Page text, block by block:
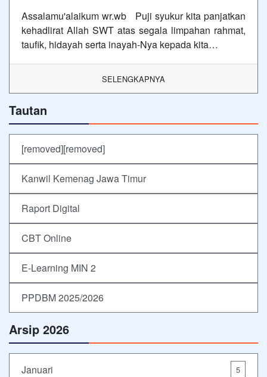
Assalamu'alaikum wr.wb Puji syukur kita panjatkan
kehadlirat Allah SWT atas segala limpahan rahmat,
taufik, hidayah serta inayah-Nya kepada kita…
SELENGKAPNYA
Tautan
[removed][removed]
Kanwil Kemenag Jawa Timur
Raport Digital
CBT Online
E-Learning MIN 2
PPDBM 2025/2026
Arsip 2026
Januari 5